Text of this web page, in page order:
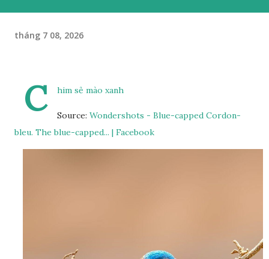
tháng 7 08, 2026
C him sẻ mào xanh
Source: Wondershots - Blue-capped Cordon-
bleu. The blue-capped... | Facebook